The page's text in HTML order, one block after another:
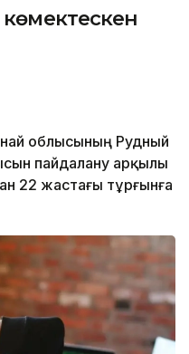
облысының Рудный
пайдалану арқылы
22 жастағы тұрғынға